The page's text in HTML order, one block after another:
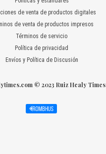
de venta de productos digitales
de venta de productos impresos
Términos de servicio
Política de privacidad
Envíos y Política de Discusión
© 2023 Ruiz Healy Times